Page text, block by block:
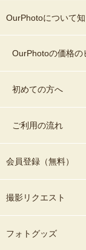
OurPhotoについて知
OurPhotoの価格の
初めての方へ
ご利用の流れ
会員登録（無料）
撮影リクエスト
フォトグッズ